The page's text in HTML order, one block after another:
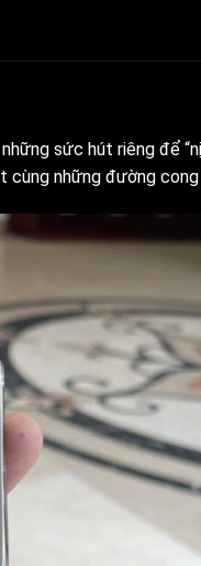
sức hút riêng để
những đường